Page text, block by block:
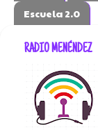
Escuela 2.0
RADIO MENÉNDEZ